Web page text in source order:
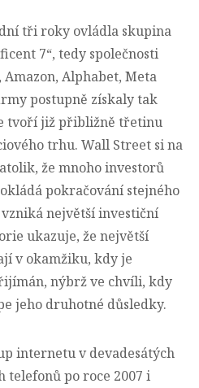
tři roky ovládla skupina
7“, tedy společnosti
Alphabet, Meta
postupně získaly tak
tvoří již přibližně třetinu
trhu. Wall Street si na
že mnoho investorů
pokračování stejného
vzniká největší investiční
ukazuje, že největší
v okamžiku, kdy je
nýbrž ve chvíli, kdy
jeho druhotné důsledky.
internetu v devadesátých
telefonů po roce 2007 i